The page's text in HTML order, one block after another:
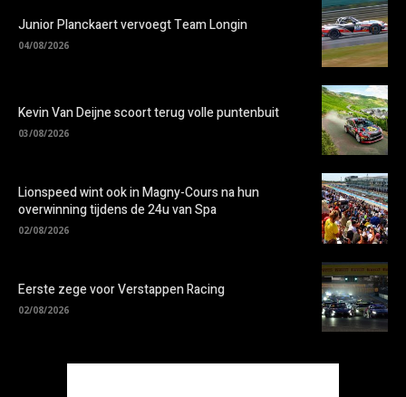
Junior Planckaert vervoegt Team Longin
04/08/2026
Kevin Van Deijne scoort terug volle puntenbuit
03/08/2026
Lionspeed wint ook in Magny-Cours na hun
overwinning tijdens de 24u van Spa
02/08/2026
Eerste zege voor Verstappen Racing
02/08/2026